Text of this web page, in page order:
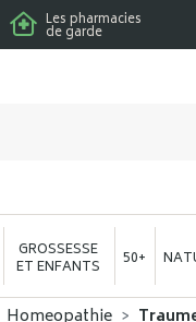
Les pharmacies
de garde
GROSSESSE
ET ENFANTS 50+